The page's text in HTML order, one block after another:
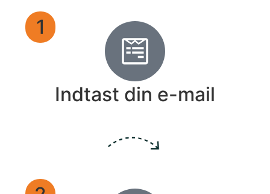
1
Indtast din e-mail